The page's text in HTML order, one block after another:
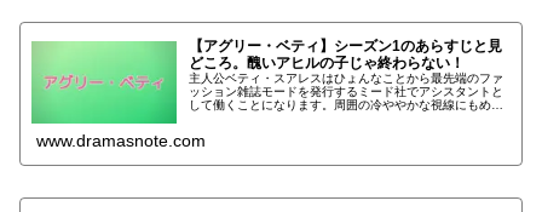
【アグリー・ベティ】シーズン1のあらすじと見
どころ。醜いアヒルの子じゃ終わらない！
主人公ベティ・スアレスはひょんなことから最先端のファ
ッション雑誌モードを発行するミード社でアシスタントと
して働くことになります。周囲の冷ややかな視線にもめげ
www.dramasnote.com